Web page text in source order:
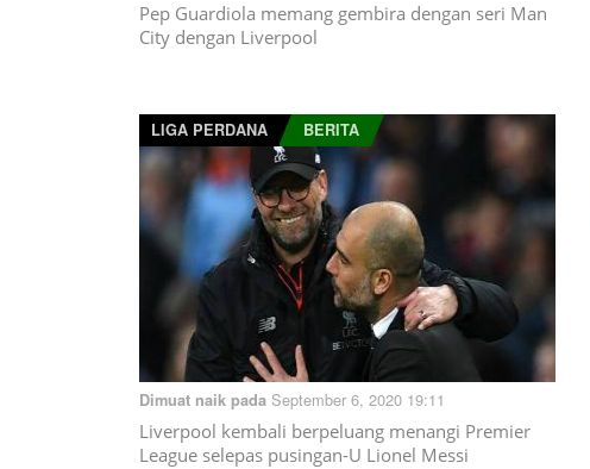
Pep Guardiola memang gembira dengan seri Man
City dengan Liverpool
LIGA PERDANA BERITA
Dimuat naik pada September 6, 2020 19:11
Liverpool kembali berpeluang menangi Premier
League selepas pusingan-U Lionel Messi